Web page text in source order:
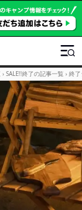
› SALE!!終了の記事一覧 › 終了